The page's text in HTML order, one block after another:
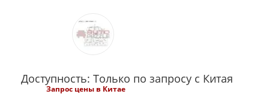
Доступность: Только по запросу с Китая
Запрос цены в Китае